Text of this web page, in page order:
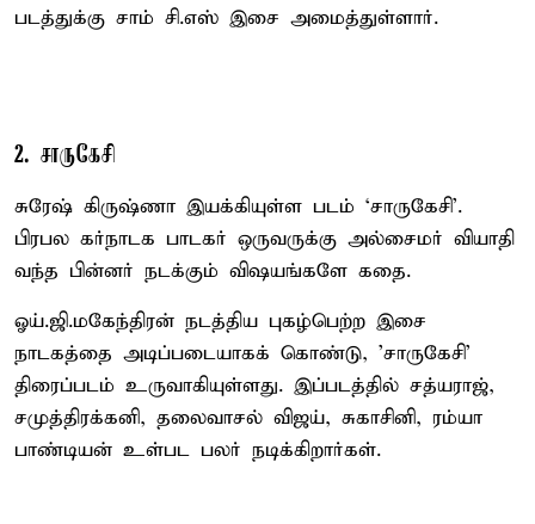
படத்துக்கு சாம் சி.எஸ் இசை அமைத்துள்ளார்.
2. சாருகேசி
சுரேஷ் கிருஷ்ணா இயக்கியுள்ள படம் `சாருகேசி'.
பிரபல கர்நாடக பாடகர் ஒருவருக்கு அல்சைமர் வியாதி
வந்த பின்னர் நடக்கும் விஷயங்களே கதை.
ஓய்.ஜி.மகேந்திரன் நடத்திய புகழ்பெற்ற இசை
நாடகத்தை அடிப்படையாகக் கொண்டு, 'சாருகேசி'
திரைப்படம் உருவாகியுள்ளது. இப்படத்தில் சத்யராஜ்,
சமுத்திரக்கனி, தலைவாசல் விஜய், சுகாசினி, ரம்யா
பாண்டியன் உள்பட பலர் நடிக்கிறார்கள்.